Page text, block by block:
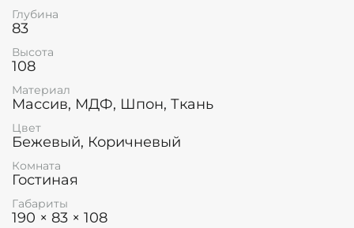
Глубина
83
Высота
108
Материал
Массив, МДФ, Шпон, Ткань
Цвет
Бежевый, Коричневый
Комната
Гостиная
Габариты
190 × 83 × 108